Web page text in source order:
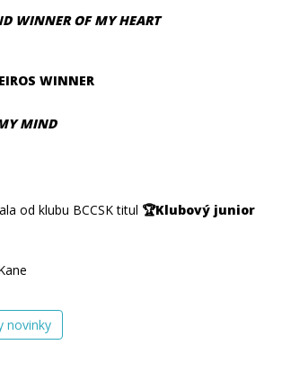
WINNER OF MY HEART
WINNER
MIND
od klubu BCCSK titul 🏆Klubový junior
novinky